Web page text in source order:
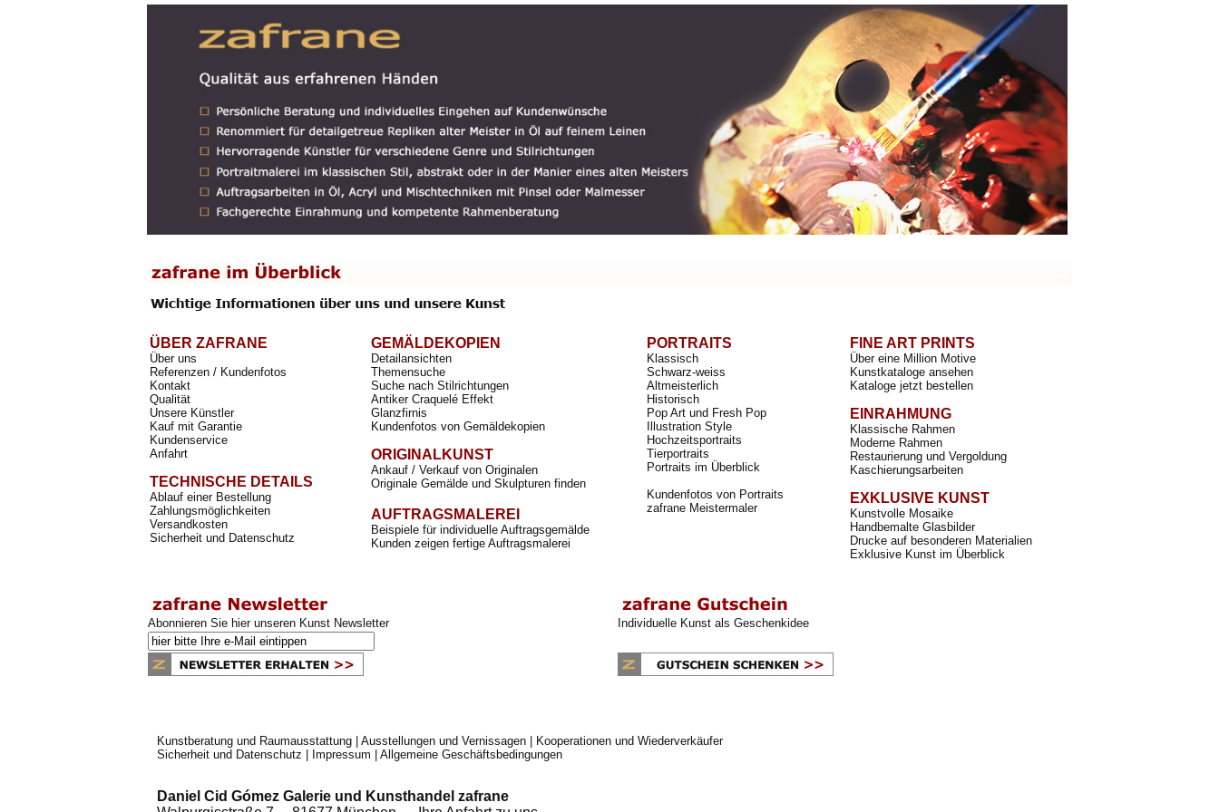
ÜBER ZAFRANE
Über uns
Referenzen / Kundenfotos
Kontakt
Qualität
Unsere Künstler
Kauf mit Garantie
Kundenservice
Anfahrt
TECHNISCHE DETAILS
Ablauf einer Bestellung
Zahlungsmöglichkeiten
Versandkosten
Sicherheit und Datenschutz
GEMÄLDEKOPIEN
Detailansichten
Themensuche
Suche nach Stilrichtungen
Antiker Craquelé Effekt
Glanzfirnis
Kundenfotos von Gemäldekopien
ORIGINALKUNST
Ankauf / Verkauf von Originalen
Originale Gemälde und Skulpturen finden
AUFTRAGSMALEREI
Beispiele für individuelle Auftragsgemälde
Kunden zeigen fertige Auftragsmalerei
PORTRAITS
Klassisch
Schwarz-weiss
Altmeisterlich
Historisch
Pop Art und Fresh Pop
Illustration Style
Hochzeitsportraits
Tierportraits
Portraits im Überblick
Kundenfotos von Portraits
zafrane Meistermaler
FINE ART PRINTS
Über eine Million Motive
Kunstkataloge ansehen
Kataloge jetzt bestellen
EINRAHMUNG
Klassische Rahmen
Moderne Rahmen
Restaurierung und Vergoldung
Kaschierungsarbeiten
EXKLUSIVE KUNST
Kunstvolle Mosaike
Handbemalte Glasbilder
Drucke auf besonderen Materialien
Exklusive Kunst im Überblick
Abonnieren Sie hier unseren Kunst Newsletter Individuelle Kunst als Geschenkidee
Kunstberatung und Raumausstattung Ausstellungen und Vernissagen
Kooperationen und Wiederverkäufer
Sicherheit und Datenschutz
Impressum Allgemeine Geschäftsbedingungen
Daniel Cid Gómez Galerie und Kunsthandel zafrane